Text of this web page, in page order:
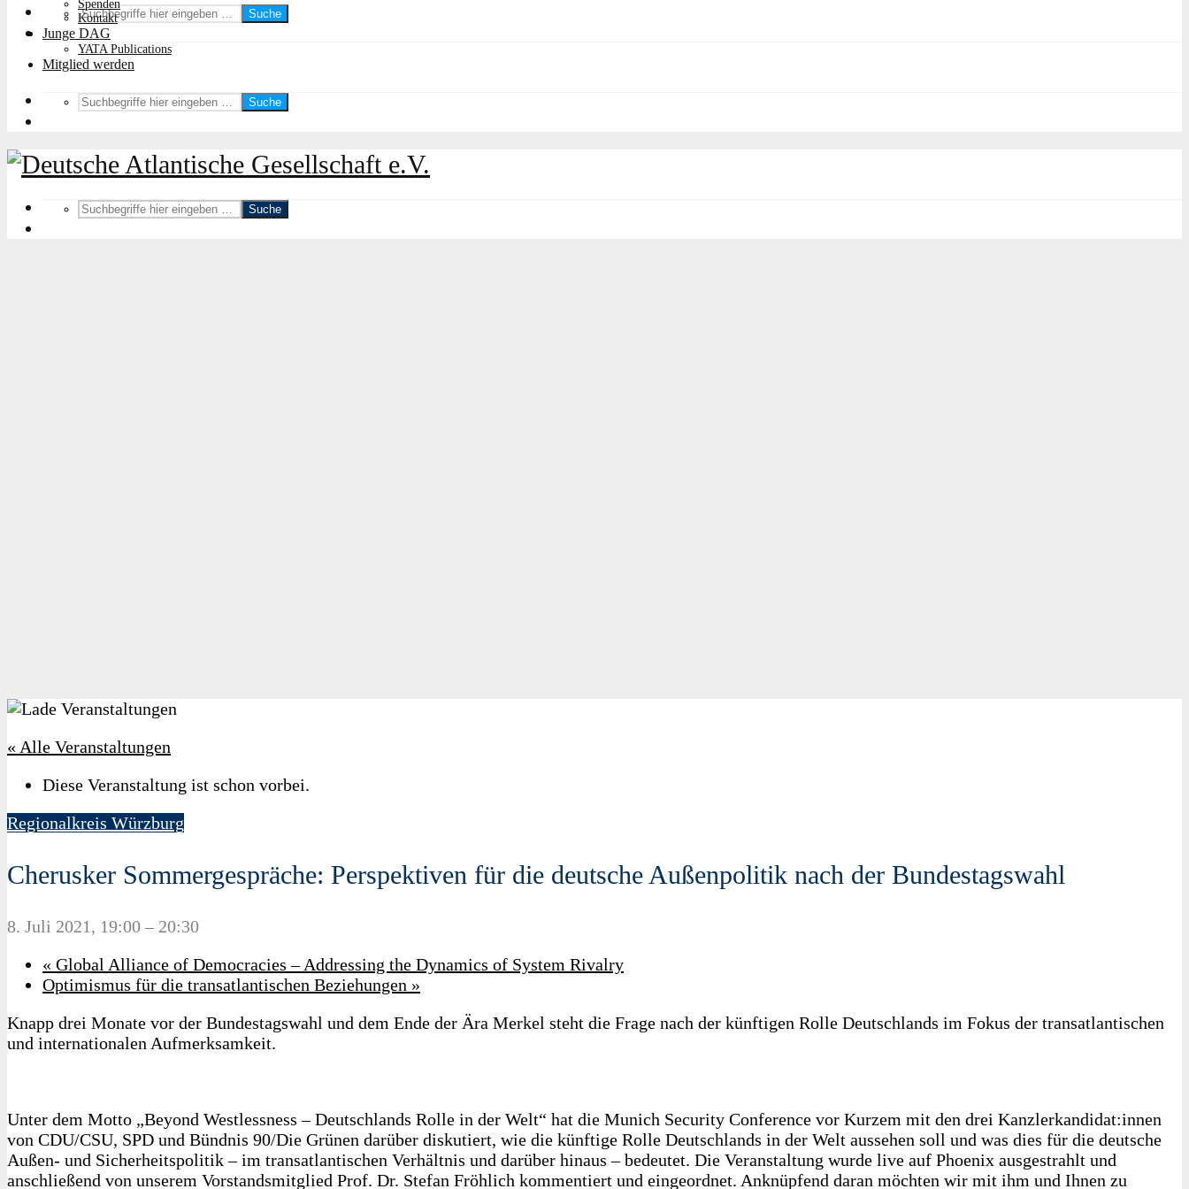
Suche
Spenden
Kontakt
Junge DAG
YATA Publications
Mitglied werden
Suche
Suche
« Alle Veranstaltungen
Diese Veranstaltung ist schon vorbei.
Regionalkreis Würzburg
Cherusker Sommergespräche: Perspektiven für die deutsche Außenpolitik nach der Bundestagswahl
8. Juli 2021, 19:00 – 20:30
« Global Alliance of Democracies – Addressing the Dynamics of System Rivalry
Optimismus für die transatlantischen Beziehungen »
Knapp drei Monate vor der Bundestagswahl und dem Ende der Ära Merkel steht die Frage nach der künftigen Rolle Deutschlands im Fokus der transatlantischen
und internationalen Aufmerksamkeit.
Unter dem Motto „Beyond Westlessness – Deutschlands Rolle in der Welt“ hat die Munich Security Conference vor Kurzem mit den drei Kanzlerkandidat:innen
von CDU/CSU, SPD und Bündnis 90/Die Grünen darüber diskutiert, wie die künftige Rolle Deutschlands in der Welt aussehen soll und was dies für die deutsche
Außen- und Sicherheitspolitik – im transatlantischen Verhältnis und darüber hinaus – bedeutet. Die Veranstaltung wurde live auf Phoenix ausgestrahlt und
anschließend von unserem Vorstandsmitglied Prof. Dr. Stefan Fröhlich kommentiert und eingeordnet. Anknüpfend daran möchten wir mit ihm und Ihnen zu